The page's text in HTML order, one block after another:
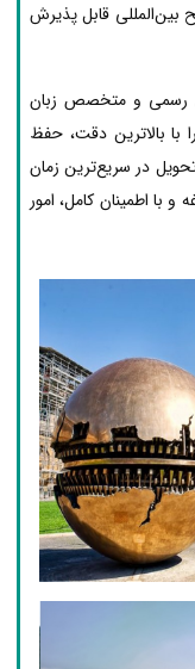
بین‌المللی قابل پذیرش
رسمی و متخصص زبان
با بالاترین دقت، حفظ
در سریع‌ترین زمان
با اطمینان کامل، امور